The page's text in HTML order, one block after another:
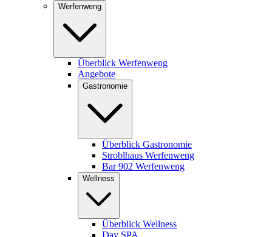
Werfenweng
Überblick Werfenweng
Angebote
Gastronomie
Überblick Gastronomie
Stroblhaus Werfenweng
Bar 902 Werfenweng
Wellness
Überblick Wellness
Day SPA